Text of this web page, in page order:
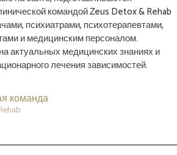
командой Zeus Detox & Rehab
психиатрами, психотерапевтами,
и медицинским персоналом.
актуальных медицинских знаниях и
лечения зависимостей.
команда